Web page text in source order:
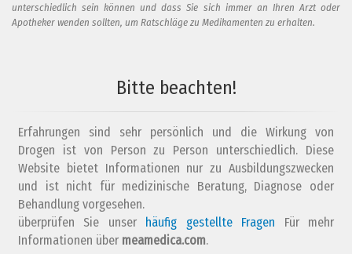
unterschiedlich sein können und dass Sie sich immer an Ihren Arzt oder
Apotheker wenden sollten, um Ratschläge zu Medikamenten zu erhalten.
Wie lautet deine E-Mail Adresse?
Bitte beachten!
Erfahrungen sind sehr persönlich und die Wirkung von
Drogen ist von Person zu Person unterschiedlich. Diese
Website bietet Informationen nur zu Ausbildungszwecken
und ist nicht für medizinische Beratung, Diagnose oder
Behandlung vorgesehen.
überprüfen Sie unser häufig gestellte Fragen Für mehr
Informationen über meamedica.com.